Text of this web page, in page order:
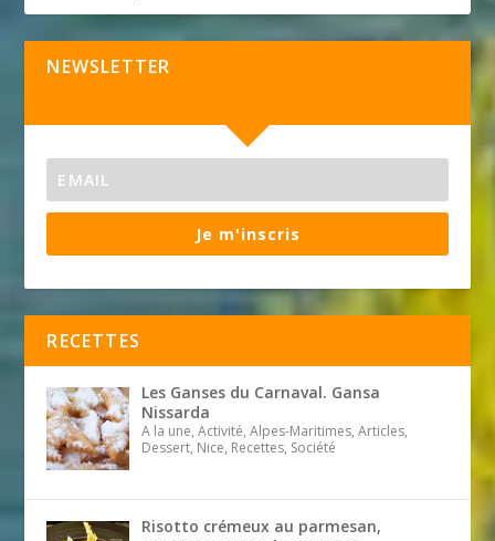
NEWSLETTER
Je m'inscris
RECETTES
Les Ganses du Carnaval. Gansa
Nissarda
A la une, Activité, Alpes-Maritimes, Articles,
Dessert, Nice, Recettes, Société
Risotto crémeux au parmesan,